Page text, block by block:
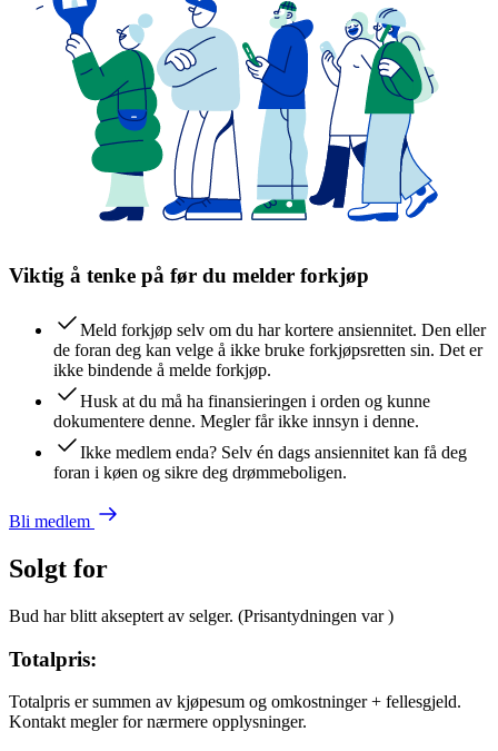
Viktig å tenke på før du melder forkjøp
Meld forkjøp selv om du har kortere ansiennitet. Den eller
de foran deg kan velge å ikke bruke forkjøpsretten sin. Det er
ikke bindende å melde forkjøp.
Husk at du må ha finansieringen i orden og kunne
dokumentere denne. Megler får ikke innsyn i denne.
Ikke medlem enda? Selv én dags ansiennitet kan få deg
foran i køen og sikre deg drømmeboligen.
Bli medlem
Solgt for
Bud har blitt akseptert av selger. (Prisantydningen var)
Totalpris:
Totalpris er summen av kjøpesum og omkostninger + fellesgjeld.
Kontakt megler for nærmere opplysninger.